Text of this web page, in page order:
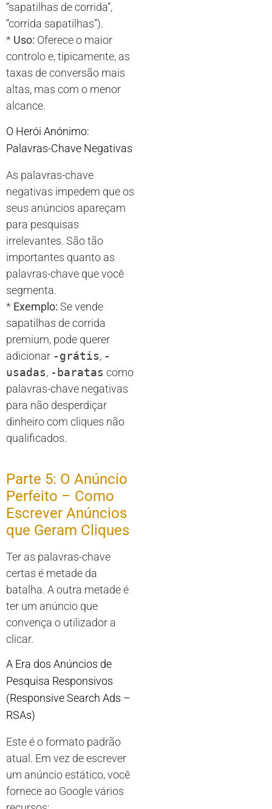
“sapatilhas de corrida”,
“corrida sapatilhas”).
* Uso: Oferece o maior
controlo e, tipicamente, as
taxas de conversão mais
altas, mas com o menor
alcance.
O Herói Anónimo:
Palavras-Chave Negativas
As palavras-chave
negativas impedem que os
seus anúncios apareçam
para pesquisas
irrelevantes. São tão
importantes quanto as
palavras-chave que você
segmenta.
* Exemplo: Se vende
sapatilhas de corrida
premium, pode querer
adicionar -grátis, -
usadas, -baratas como
palavras-chave negativas
para não desperdiçar
dinheiro com cliques não
qualificados.
Parte 5: O Anúncio
Perfeito – Como
Escrever Anúncios
que Geram Cliques
Ter as palavras-chave
certas é metade da
batalha. A outra metade é
ter um anúncio que
convença o utilizador a
clicar.
A Era dos Anúncios de
Pesquisa Responsivos
(Responsive Search Ads –
RSAs)
Este é o formato padrão
atual. Em vez de escrever
um anúncio estático, você
fornece ao Google vários